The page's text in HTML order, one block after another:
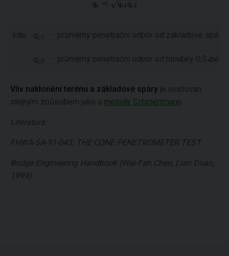
kde: q c1 - průměrný penetrační odpor od základové spáry
q - průměrný penetrační odpor od hloubky 0,5 bef
Vliv naklonění terénu a základové spáry je uvažován
stejným způsobem jako u metody Schmertmann
Literatura:
FHWA-SA-91-043: THE CONE PENETROMETER TEST
Bridge Engineering Handbook (Wai-Fah Chen, Lian Duan,
1999)